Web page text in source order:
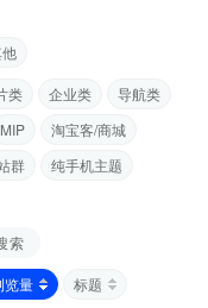
类 企业类
导航类
MIP
淘宝客/商城
群
纯手机主题
索
览量
标题